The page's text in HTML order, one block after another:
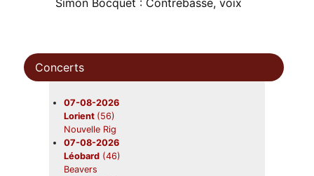
Simon Bocquet : Contrebasse, voix
Concerts
07-08-2026
Lorient (56)
Nouvelle Rig
07-08-2026
Léobard (46)
Beavers